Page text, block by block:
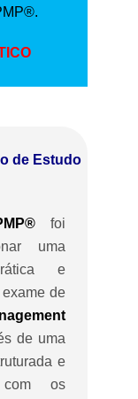
de Estudo
foi
uma
e
de
de uma
e
com os